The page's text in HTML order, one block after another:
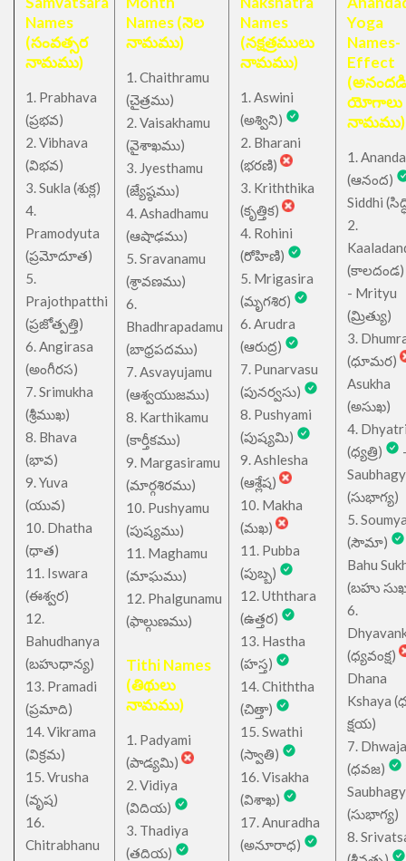
Names
(సంవత్సర
నామము)
1. Prabhava
(ప్రభవ)
2. Vibhava
(విభవ)
3. Sukla (శుక్ల)
4.
Pramodyuta
(ప్రమోదూత)
5.
Prajothpatthi
(ప్రజోత్పత్తి)
6. Angirasa
(అంగీరస)
7. Srimukha
(శ్రీముఖ)
8. Bhava
(భావ)
9. Yuva
(యువ)
10. Dhatha
(ధాత)
11. Iswara
(ఈశ్వర)
12.
Bahudhanya
(బహుధాన్య)
13. Pramadi
(ప్రమాది)
14. Vikrama
(విక్రమ)
15. Vrusha
(వృష)
16.
Chitrabhanu
Names (నెల
నామము)
1. Chaithramu
(చైత్రము)
2. Vaisakhamu
(వైశాఖము)
3. Jyesthamu
(జ్యేష్ఠము)
4. Ashadhamu
(ఆషాఢము)
5. Sravanamu
(శ్రావణము)
6.
Bhadhrapadamu
(బాధ్రపదము)
7. Asvayujamu
(ఆశ్వయుజము)
8. Karthikamu
(కార్తీకము)
9. Margasiramu
(మార్గశిరము)
10. Pushyamu
(పుష్యము)
11. Maghamu
(మాఘము)
12. Phalgunamu
(ఫాల్గుణము)
Tithi Names
(తిథులు
నామము)
1. Padyami
(పాడ్యమి)
2. Vidiya
(విదియ)
3. Thadiya
(తదియ)
Names
(నక్షత్రములు
నామము)
1. Aswini
(అశ్విని)
2. Bharani
(భరణి)
3. Kriththika
(కృత్తిక)
4. Rohini
(రోహిణి)
5. Mrigasira
(మృగశిర)
6. Arudra
(ఆరుద్ర)
7. Punarvasu
(పునర్వసు)
8. Pushyami
(పుష్యమి)
9. Ashlesha
(ఆశ్లేష)
10. Makha
(మఖ)
11. Pubba
(పుబ్బ)
12. Uththara
(ఉత్తర)
13. Hastha
(హస్త)
14. Chiththa
(చిత్తా)
15. Swathi
(స్వాతి)
16. Visakha
(విశాఖ)
17. Anuradha
(అనూరాధ)
Yoga
Names-
Effect
(అనందడి
యోగాలు
నామము)
1. Ananda
(ఆనంద)
Siddhi
2.
(కాలదండ)
- Mrityu
(మ్రిత్యు)
3.
(ధూమర)
Asukha
(అసుఖ)
4.
(ధ్యత్రి)
(సుభాగ్య)
5.
(సౌమా)
Bahu
(బహు
6.
(ధ్యవంక్ష)
Dhana
Kshaya
క్షయ)
7. Dhwaja
(ధవజ)
(సుభాగ్య)
8.